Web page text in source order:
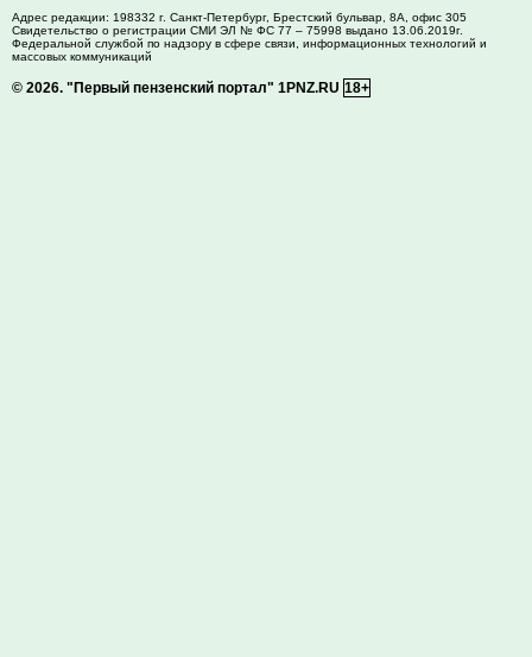
Адрес редакции: 198332 г. Санкт-Петербург, Брестский бульвар, 8А, офис 305
Свидетельство о регистрации СМИ ЭЛ № ФС 77 – 75998 выдано 13.06.2019г.
Федеральной службой по надзору в сфере связи, информационных технологий и
массовых коммуникаций
© 2026. "Первый пензенский портал" 1PNZ.RU 18+